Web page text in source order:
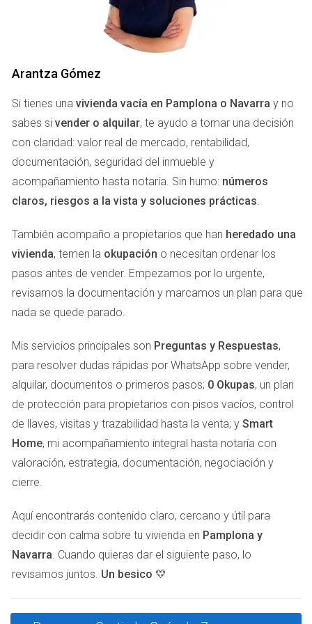
DOCUMENTACIÓN NECESARIA
Antes de poner tu casa en el mercado, asegúrate de tener
Cédula de habitabilidad.
Últimos recibos del IBI y de suministros.
Certificado energético.
Ejemplo práctico: La importancia de la cédula
de habitabilidad
Una amiga decidió vender su piso sin revisar la cédula. Al
final, el comprador pidió este documento y ella no lo tenía.
Esto retrasó la venta varias semanas y generó estrés
innecesario. Tener todo en regla desde el principio ahorra
tiempo y problemas.
GASTOS ASOCIADOS
La venta de una vivienda implica varios gastos que debes
considerar:
Comisión de la inmobiliaria (si decides contratar una).
Impuestos sobre la ganancia patrimonial.
Gastos notariales.
Posibles reparaciones o mejoras antes de la venta.
Caso práctico: Gastos inesperados
En otra ocasión, un conocido vendió su casa sin calcular
bien los gastos asociados. Pensó que recibiría un monto
total, pero al final se llevó mucho menos debido a los
impuestos y las comisiones. Siempre es recomendable
Arantza Gómez
Si tienes una vivienda vacía en Pamplona o Navarra y no
sabes si vender o alquilar, te ayudo a tomar una decisión
con claridad: valor real de mercado, rentabilidad,
documentación, seguridad del inmueble y
acompañamiento hasta notaría. Sin humo: números
claros, riesgos a la vista y soluciones prácticas.
También acompaño a propietarios que han heredado una
vivienda, temen la okupación o necesitan ordenar los
pasos antes de vender. Empezamos por lo urgente,
revisamos la documentación y marcamos un plan para que
nada se quede parado.
Mis servicios principales son Preguntas y Respuestas,
para resolver dudas rápidas por WhatsApp sobre vender,
alquilar, documentos o primeros pasos; 0 Okupas, un plan
de protección para propietarios con pisos vacíos, control
de llaves, visitas y trazabilidad hasta la venta; y Smart
Home, mi acompañamiento integral hasta notaría con
valoración, estrategia, documentación, negociación y
cierre.
Aquí encontrarás contenido claro, cercano y útil para
decidir con calma sobre tu vivienda en Pamplona y
Navarra. Cuando quieras dar el siguiente paso, lo
revisamos juntos. Un besico 💛